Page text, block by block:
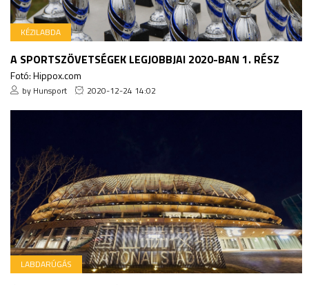
KÉZILABDA
A SPORTSZÖVETSÉGEK LEGJOBBJAI 2020-BAN 1. RÉSZ
Fotó: Hippox.com
by Hunsport 2020-12-24 14:02
LABDARÚGÁS